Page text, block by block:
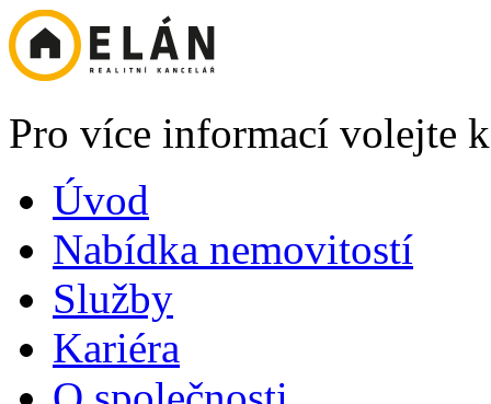
Pro více informací volejte
Úvod
Nabídka nemovitostí
Služby
Kariéra